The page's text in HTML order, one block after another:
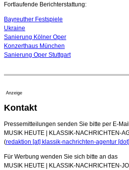
Fortlaufende Berichterstattung:
Bayreuther Festspiele
Ukraine
Sanierung Kölner Oper
Konzerthaus München
Sanierung Oper Stuttgart
Anzeige
Kontakt
Pressemitteilungen senden Sie bitte per E-
MUSIK HEUTE | KLASSIK-NACHRICHTEN-
(redaktion [at] klassik-nachrichten-agentur
Für Werbung wenden Sie sich bitte an das
MUSIK HEUTE | KLASSIK-NACHRICHTEN-